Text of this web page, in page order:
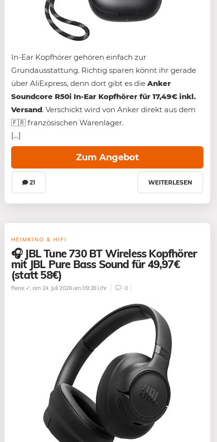
In-Ear Kopfhörer gehören einfach zur
Grundausstattung. Richtig sparen könnt ihr gerade
über AliExpress, denn dort gibt es die Anker
Soundcore R50i In-Ear Kopfhörer für 17,49€ inkl.
Versand. Verschickt wird von Anker direkt aus dem
🇫🇷 französischen Warenlager.
[…]
21
Zum Angebot
WEITERLESEN
HEIMKINO & HIFI
🎧 JBL Tune 730 BT Wireless Kopfhörer
mit JBL Pure Bass Sound für 49,97€
(statt 58€)
Rene ✓, am 24. Juli 2026 um 09:28 Uhr 0